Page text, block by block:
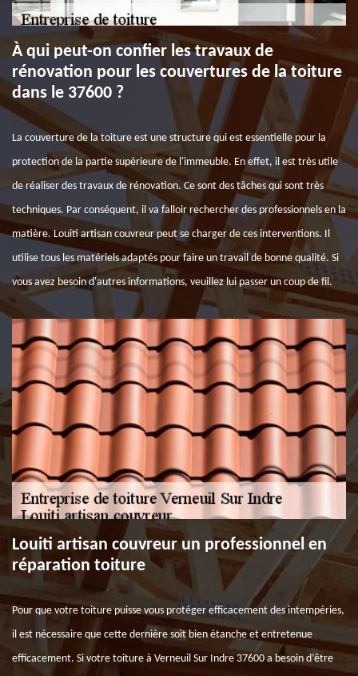
À qui peut-on confier les travaux de
rénovation pour les couvertures de la toiture
dans le 37600 ?
La couverture de la toiture est une structure qui est essentielle pour la
protection de la partie supérieure de l'immeuble. En effet, il est très utile
de réaliser des travaux de rénovation. Ce sont des tâches qui sont très
techniques. Par conséquent, il va falloir rechercher des professionnels en la
matière. Louiti artisan couvreur peut se charger de ces interventions. Il
utilise tous les matériels adaptés pour faire un travail de bonne qualité. Si
vous avez besoin d'autres informations, veuillez lui passer un coup de fil.
Louiti artisan couvreur un professionnel en
réparation toiture
Pour que votre toiture puisse vous protéger efficacement des intempéries,
il est nécessaire que cette dernière soit bien étanche et entretenue
efficacement. Si votre toiture à Verneuil Sur Indre 37600 a besoin d’être